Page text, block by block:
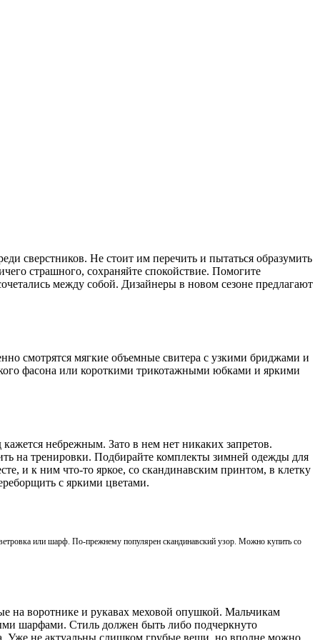
сверстников. Не стоит им перечить и пытаться образумить
страшного, сохраняйте спокойствие. Помогите
между собой. Дизайнеры в новом сезоне предлагают
смотрятся мягкие объемные свитера с узкими бриджами и
фасона или короткими трикотажными юбками и яркими
небрежным. Зато в нем нет никаких запретов.
на тренировки. Подбирайте комплекты зимней одежды для
и к ним что-то яркое, со скандинавским принтом, в клетку
с яркими цветами.
или шарф. По-прежнему популярен скандинавский узор. Можно купить со
на воротнике и рукавах меховой опушкой. Мальчикам
шарфами. Стиль должен быть либо подчеркнуто